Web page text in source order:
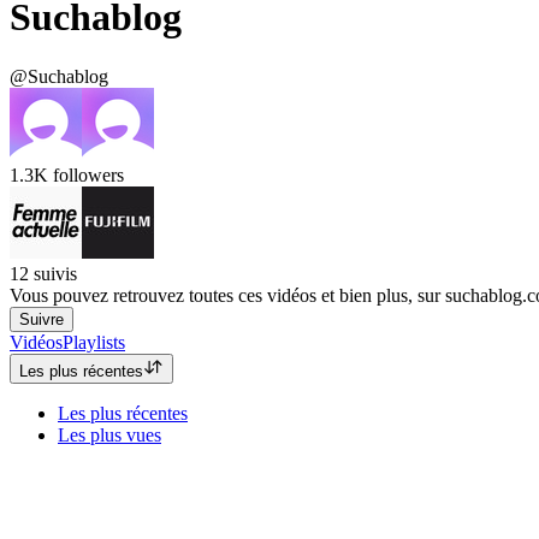
Suchablog
@Suchablog
1.3K followers
12 suivis
Vous pouvez retrouvez toutes ces vidéos et bien plus, sur
Suivre
VidéosPlaylists
Les plus récentes
Les plus récentes
Les plus vues